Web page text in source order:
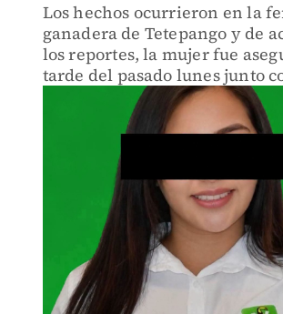
Los hechos ocurrieron en la
ganadera de Tetepango y de
los reportes, la mujer fue
tarde del pasado lunes junto
sujeto identificado como